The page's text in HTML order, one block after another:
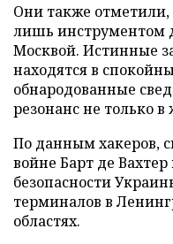
Они также отметили,
лишь инструментом
Москвой. Истинные
находятся в
обнародованные
резонанс не только
По данным хакеров,
войне Барт де
безопасности
терминалов в
областях.